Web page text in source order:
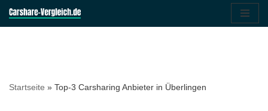
Startseite » Top-3 Carsharing Anbieter in Überlingen